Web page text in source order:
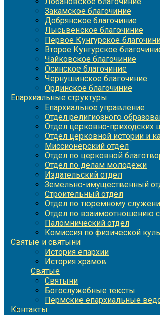
Закамское благочиние
Добрянское благочиние
Лысьвенское благочиние
Первое Кунгурское
Второе Кунгурское
Чайковское благочиние
Осинское благочиние
Чернушинское благочиние
Ординское благочиние
Епархиальные структуры
Епархиальное управление
Отдел религиозного
Отдел церковно-приходских
Отдел церковной истории и
Миссионерский отдел
Отдел по церковной
Отдел по делам молодежи
Издательский отдел
Земельно-имущественный
Строительный отдел
Отдел по тюремному
Отдел по взаимоотношению
Паломнический отдел
Комиссия по физической
Святые и святыни
История епархии
История храмов
Святые
Святыни
Богослужебные тексты
Пермские епархиальные
Контакты